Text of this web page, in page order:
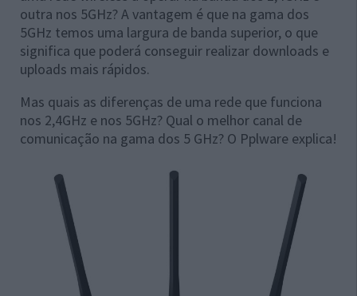
outra nos 5GHz? A vantagem é que na gama dos
5GHz temos uma largura de banda superior, o que
significa que poderá conseguir realizar downloads e
uploads mais rápidos.
Mas quais as diferenças de uma rede que funciona
nos 2,4GHz e nos 5GHz? Qual o melhor canal de
comunicação na gama dos 5 GHz? O Pplware explica!